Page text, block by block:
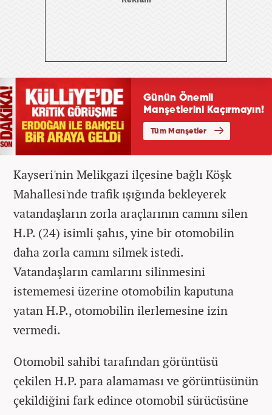
Kayseri'nin Melikgazi ilçesine bağlı Köşk
Mahallesi'nde trafik ışığında bekleyerek
vatandaşların zorla araçlarının camını silen
H.P. (24) isimli şahıs, yine bir otomobilin
daha zorla camını silmek istedi.
Vatandaşların camlarını silinmesini
istememesi üzerine otomobilin kaputuna
yatan H.P., otomobilin ilerlemesine izin
vermedi.
Otomobil sahibi tarafından görüntüsü
çekilen H.P. para alamaması ve görüntüsünün
çekildiğini fark edince otomobil sürücüsüne